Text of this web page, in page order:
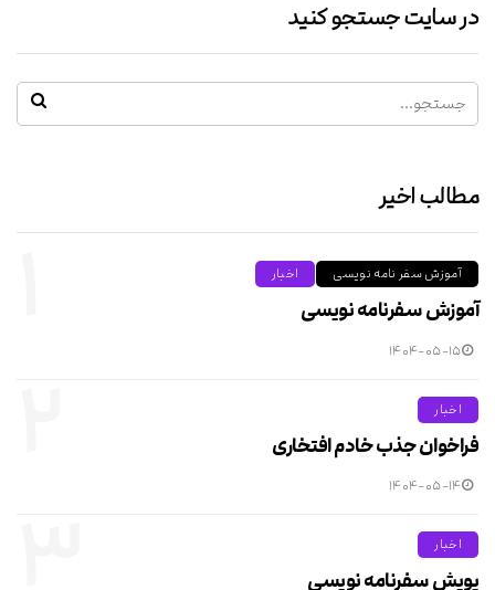
در سایت جستجو کنید
مطالب اخیر
آموزش سفر نامه نویسی اخبار
آموزش سفرنامه نویسی
۱۴۰۴-۰۵-۱۵
اخبار
فراخوان جذب خادم افتخاری
۱۴۰۴-۰۵-۱۴
اخبار
پویش سفرنامه نویسی